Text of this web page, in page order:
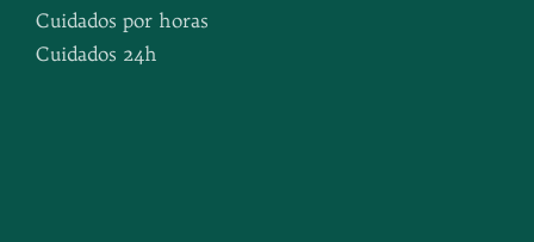
Cuidados por horas
Cuidados 24h